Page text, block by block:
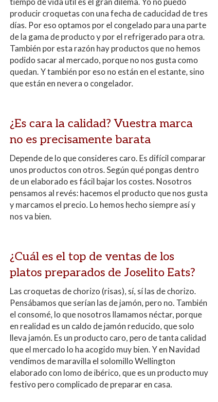
producir croquetas con una fecha de caducidad de tres
días. Por eso optamos por el congelado para una parte
de la gama de producto y por el refrigerado para otra.
También por esta razón hay productos que no hemos
podido sacar al mercado, porque no nos gusta como
quedan. Y también por eso no están en el estante, sino
que están en nevera o congelador.
¿Es cara la calidad? Vuestra marca
no es precisamente barata
Depende de lo que consideres caro. Es difícil comparar
unos productos con otros. Según qué pongas dentro
de un elaborado es fácil bajar los costes. Nosotros
pensamos al revés: hacemos el producto que nos gusta
y marcamos el precio. Lo hemos hecho siempre así y
nos va bien.
¿Cuál es el top de ventas de los
platos preparados de Joselito Eats?
Las croquetas de chorizo (risas), sí, sí las de chorizo.
Pensábamos que serían las de jamón, pero no. También
el consomé, lo que nosotros llamamos néctar, porque
en realidad es un caldo de jamón reducido, que solo
lleva jamón. Es un producto caro, pero de tanta calidad
que el mercado lo ha acogido muy bien. Y en Navidad
vendimos de maravilla el solomillo Wellington
elaborado con lomo de ibérico, que es un producto muy
festivo pero complicado de preparar en casa.